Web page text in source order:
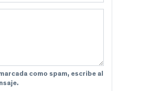
como spam, escribe al